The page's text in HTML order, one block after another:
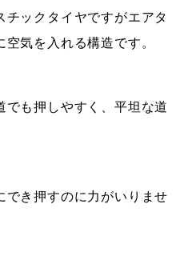
チックタイヤですがエアタ
気を入れる構造です。
でも押しやすく、平坦な道
でき押すのに力がいりませ